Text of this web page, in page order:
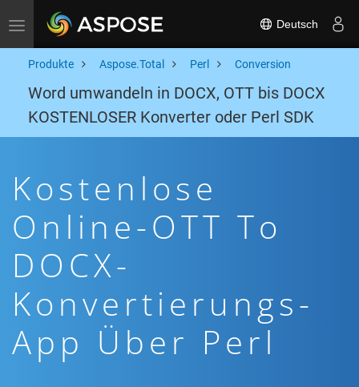
Toggle navigation Deutsch
Produkte Aspose.Total Perl Conversion
Word umwandeln in DOCX, OTT bis DOCX
KOSTENLOSER Konverter oder Perl SDK
Kostenlose
Online-OTT To
DOCX-
Konvertierungs-
App Über Perl